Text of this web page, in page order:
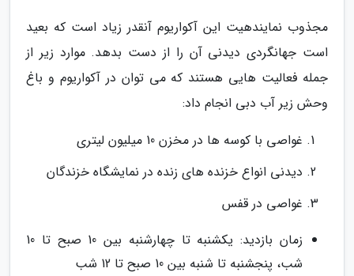
مجذوب نمایندهیت این آکواریوم آنقدر زیاد است که بعید
است جهانگردی دیدنی آن را از دست بدهد. موارد زیر از
جمله فعالیت هایی هستند که می توان در آکواریوم و باغ
وحش زیر آب دبی انجام داد:
غواصی با کوسه ها در مخزن 10 میلیون لیتری
دیدنی انواع خزنده های زنده در نمایشگاه خزندگان
غواصی در قفس
زمان بازدید: یکشنبه تا چهارشنبه بین 10 صبح تا 10
شب، پنجشنبه تا شنبه بین 10 صبح تا 12 شب